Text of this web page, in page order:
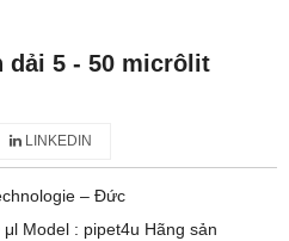
dải 5 - 50 micrôlit
LINKEDIN
– Đức
Model : pipet4u Hãng sản